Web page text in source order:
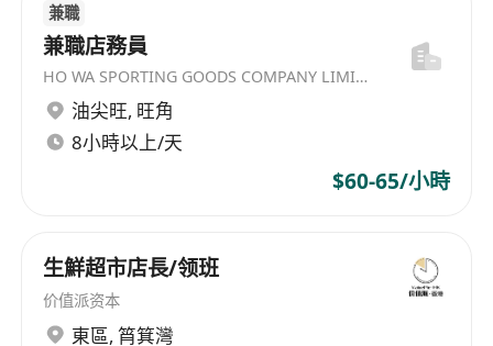
兼職
兼職店務員
HO WA SPORTING GOODS COMPANY LIMITED
油尖旺, 旺角
8小時以上/天
$60-65/小時
生鮮超市店長/领班
价值派资本
東區, 筲箕灣